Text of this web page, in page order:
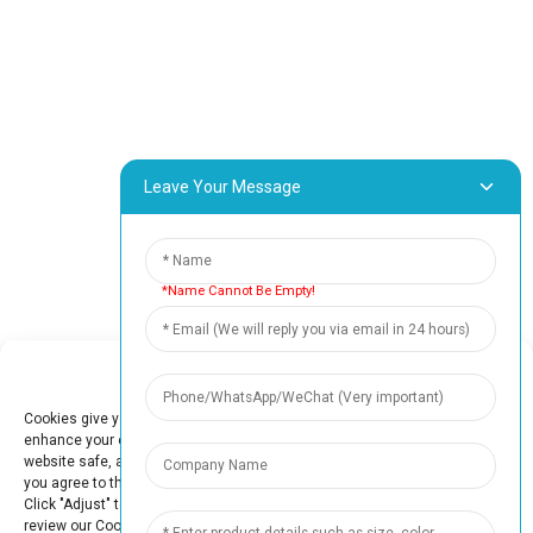
ब्लॉक बी-29, वानयांग क्राउड इनोवेशन पार्क, नंबर 1 शुआंगयांग रोड,
यांगकियाओ टाउन, बोलुओ जिला, हुइझोउ शहर, 516157, चीन
+86 13410678885
अपना ईमेल पता दर्ज करें और हम आपको नवीनतम जानकारी और योजनाओं की जानकारी
भेजेंगे।
हमसे संपर्क करें
Leave Your Message
*Name Cannot Be Empty!
Manage Cookie Consent
Cookies give you a personalized experience. Cookie files help us to
enhance your experience using our website, simplify navigation, keep our
website safe, and assist in our marketing efforts. By clicking "Accept",
you agree to the storing of cookies on your device for these purposes.
Click "Adjust" to adjust your cookie preferences. For more information,
review our Cookies Policy.